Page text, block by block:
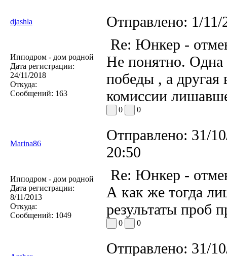
djashla Отправлено: 1/
Ипподром - дом родной
Дата регистрации:
24/11/2018
Откуда:
Сообщений: 163
Re: Юнкер -
Не понятно. Одна
победы , а другая
комиссии
0 0
Marina86
Отправлено: 31/
20:50
Ипподром - дом родной
Дата регистрации:
8/11/2013
Откуда:
Сообщений: 1049
Re: Юнкер -
А как же тогда
результаты проб
0 0
Отправлено: 31/